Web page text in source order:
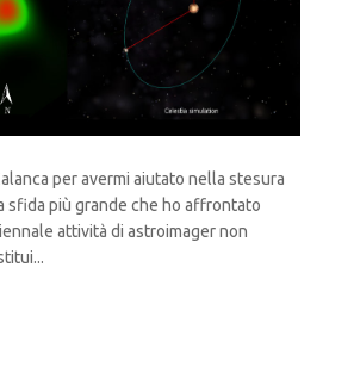
per avermi aiutato nella stesura
sfida più grande che ho affrontato
attività di astroimager non